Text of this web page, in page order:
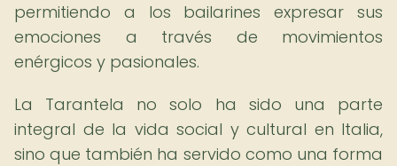
permitiendo a los bailarines expresar sus
emociones a través de movimientos
enérgicos y pasionales.
La Tarantela no solo ha sido una parte
integral de la vida social y cultural en Italia,
sino que también ha servido como una forma